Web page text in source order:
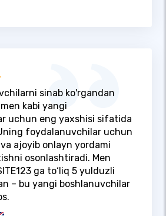
sinab ko'rgandan
kabi yangi
uchun eng yaxshisi sifatida
foydalanuvchilar uchun
ajoyib onlayn yordami
osonlashtiradi. Men
ga to‘liq 5 yulduzli
– bu yangi boshlanuvchilar